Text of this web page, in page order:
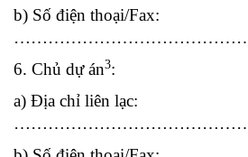
b) Số điện thoại/Fax:
6. Chủ dự án3:
a) Địa chỉ liên lạc: